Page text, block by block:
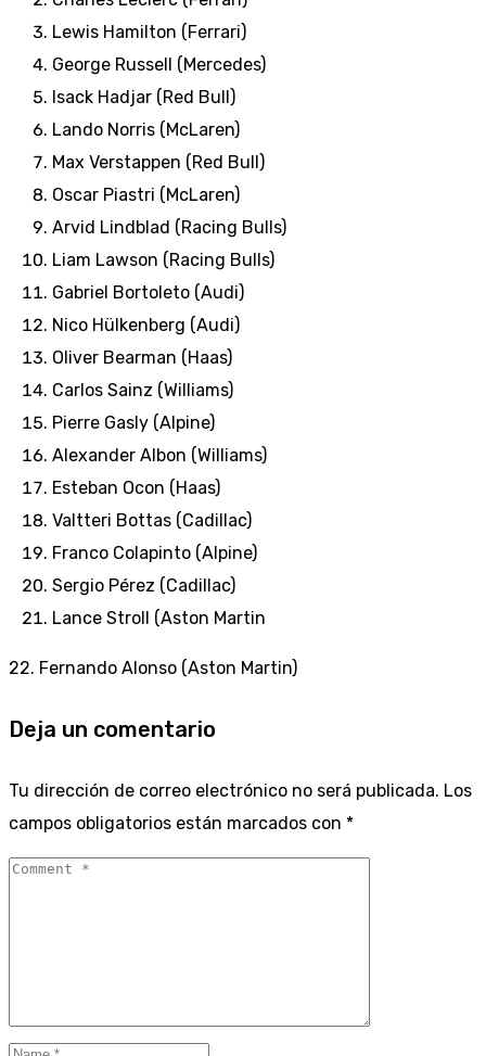
Lewis Hamilton (Ferrari)
George Russell (Mercedes)
Isack Hadjar (Red Bull)
Lando Norris (McLaren)
Max Verstappen (Red Bull)
Oscar Piastri (McLaren)
Arvid Lindblad (Racing Bulls)
Liam Lawson (Racing Bulls)
Gabriel Bortoleto (Audi)
Nico Hülkenberg (Audi)
Oliver Bearman (Haas)
Carlos Sainz (Williams)
Pierre Gasly (Alpine)
Alexander Albon (Williams)
Esteban Ocon (Haas)
Valtteri Bottas (Cadillac)
Franco Colapinto (Alpine)
Sergio Pérez (Cadillac)
Lance Stroll (Aston Martin
22. Fernando Alonso (Aston Martin)
Deja un comentario
Tu dirección de correo electrónico no será publicada. Los
campos obligatorios están marcados con *